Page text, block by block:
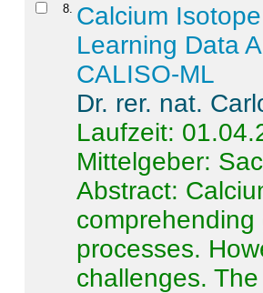
8 Calcium
Learning Data
CALISO-ML
Dr. rer. nat.
Laufzeit:
Mittelgeber:
Abstract:
processes.
challenges.